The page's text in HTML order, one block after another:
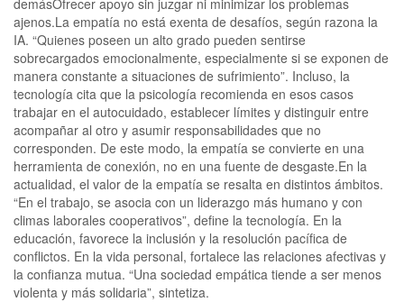
demásOfrecer apoyo sin juzgar ni minimizar los problemas
ajenos.La empatía no está exenta de desafíos, según razona la
IA. “Quienes poseen un alto grado pueden sentirse
sobrecargados emocionalmente, especialmente si se exponen de
manera constante a situaciones de sufrimiento”. Incluso, la
tecnología cita que la psicología recomienda en esos casos
trabajar en el autocuidado, establecer límites y distinguir entre
acompañar al otro y asumir responsabilidades que no
corresponden. De este modo, la empatía se convierte en una
herramienta de conexión, no en una fuente de desgaste.En la
actualidad, el valor de la empatía se resalta en distintos ámbitos.
“En el trabajo, se asocia con un liderazgo más humano y con
climas laborales cooperativos”, define la tecnología. En la
educación, favorece la inclusión y la resolución pacífica de
conflictos. En la vida personal, fortalece las relaciones afectivas y
la confianza mutua. “Una sociedad empática tiende a ser menos
violenta y más solidaria”, sintetiza.